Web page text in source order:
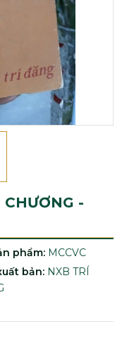
-
phẩm: MCCVC
bản: NXB TRÍ